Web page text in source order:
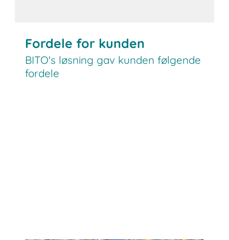
Fordele for kunden
BITO's løsning gav kunden følgende
fordele